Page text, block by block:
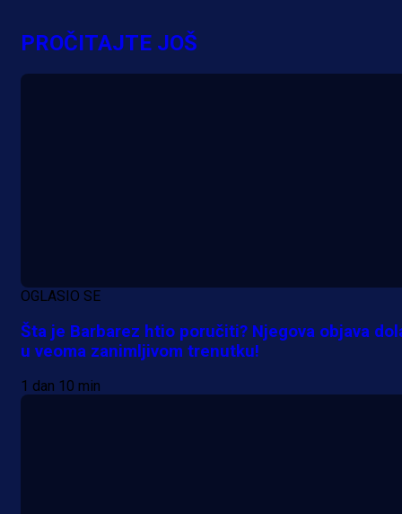
Manijaci razvili posebnu parolu!
PROČITAJTE JOŠ
OGLASIO SE
Šta je Barbarez htio poručiti? Njegova objava
u veoma zanimljivom trenutku!
1 dan 10 min